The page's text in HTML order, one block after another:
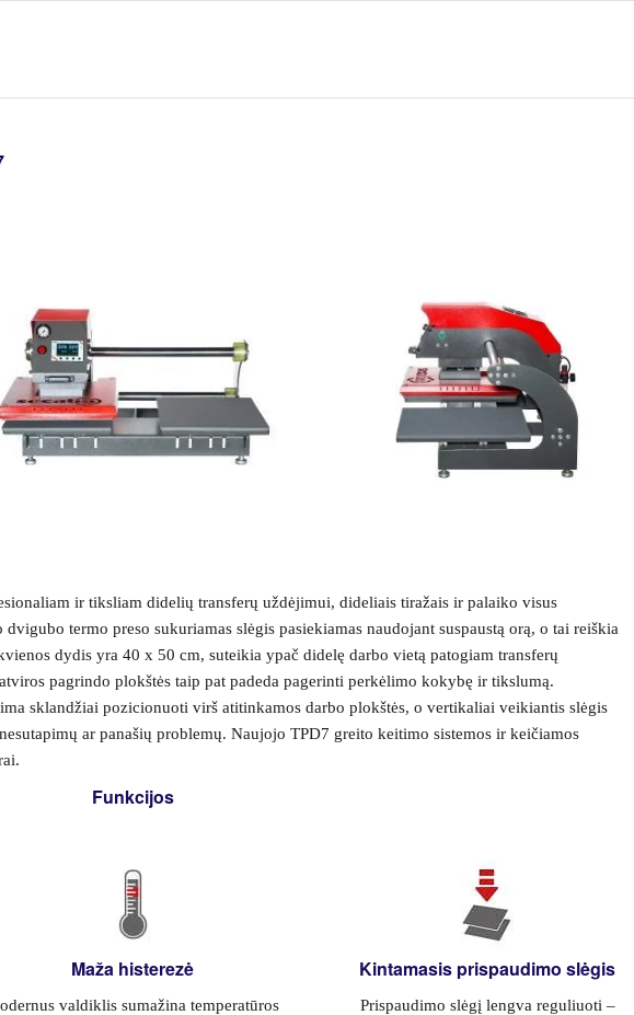
ir tiksliam didelių transferų uždėjimui, dideliais tiražais ir palaiko visus
termo preso sukuriamas slėgis pasiekiamas naudojant suspaustą orą, o tai reiškia
dydis yra 40 x 50 cm, suteikia ypač didelę darbo vietą patogiam transferų
pagrindo plokštės taip pat padeda pagerinti perkėlimo kokybę ir tikslumą.
sklandžiai pozicionuoti virš atitinkamos darbo plokštės, o vertikaliai veikiantis slėgis
ar panašių problemų. Naujojo TPD7 greito keitimo sistemos ir keičiamos
Funkcijos
Maža histerezė
valdiklis sumažina temperatūros
Kintamasis prispaudimo slėgis
Prispaudimo slėgį lengva reguliuoti –